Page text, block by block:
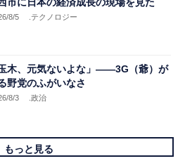
8/5 .テクノロジー
玉木、元気ないよな」――3G（爺）が
野党のふがいなさ
8/3 .政治
もっと見る